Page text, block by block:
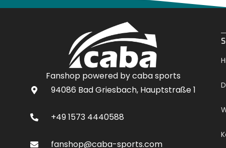
Fanshop powered by caba sports
94086 Bad Griesbach, Hauptstraße 1
+49 1573 4440588
fanshop@caba-sports.com